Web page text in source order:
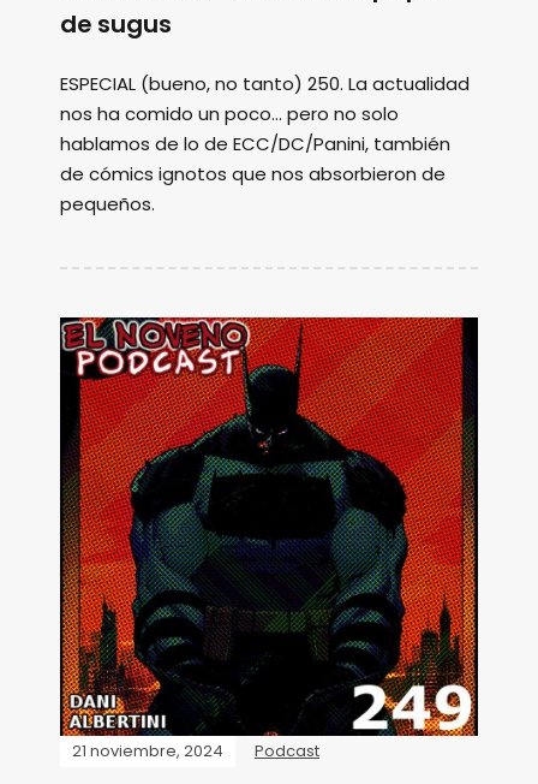
de sugus
ESPECIAL (bueno, no tanto) 250. La actualidad
nos ha comido un poco... pero no solo
hablamos de lo de ECC/DC/Panini, también
de cómics ignotos que nos absorbieron de
pequeños.
21 noviembre, 2024 Podcast